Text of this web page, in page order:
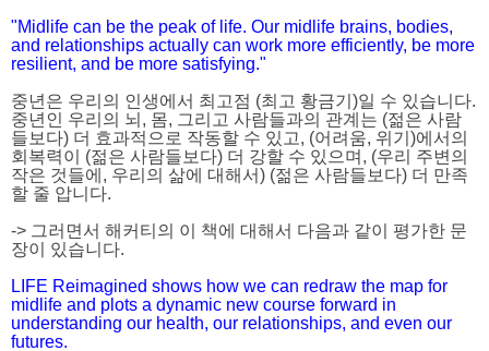
"Midlife can be the peak of life. Our midlife brains, bodies,
and relationships actually can work more efficiently, be more
resilient, and be more satisfying."
중년은 우리의 인생에서 최고점 (최고 황금기)일 수 있습니다.
중년인 우리의 뇌, 몸, 그리고 사람들과의 관계는 (젊은 사람
들보다) 더 효과적으로 작동할 수 있고, (어려움, 위기)에서의
회복력이 (젊은 사람들보다) 더 강할 수 있으며, (우리 주변의
작은 것들에, 우리의 삶에 대해서) (젊은 사람들보다) 더 만족
할 줄 압니다.
-> 그러면서 해커티의 이 책에 대해서 다음과 같이 평가한 문
장이 있습니다.
LIFE Reimagined shows how we can redraw the map for
midlife and plots a dynamic new course forward in
understanding our health, our relationships, and even our
futures.